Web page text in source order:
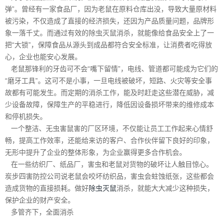
弹”。曾经有一家食品厂，因为老鼠在原料仓库出没，导致大量原材料
被污染，不仅造成了直接的经济损失，还因为产品质量问题，品牌形
象一落千丈。而通过有效的除虫灭鼠消杀，就能像给食品安全上了一
把“大锁”，保障食品从源头到成品都符合安全标准，让消费者吃得放
心，企业也能安心发展。
老鼠那锋利的牙齿可不会“嘴下留情”，电线、管道都可能成为它们的
“磨牙工具”。这可不是小事，一旦电线被破坏，短路、火灾等安全事
故都有可能发生。而定期的消杀工作，能及时赶走这些潜在威胁，减
少设备故障，保障生产的平稳进行，降低因设备损坏带来的维修成本
和停机损失。
一个整洁、无虫害鼠害的厂区环境，不仅能让员工工作起来心情舒
畅，提高工作效率，还能给来访的客户、合作伙伴留下良好的印象，
无形中提升了企业的整体形象，为企业赢得更多合作机会。
在一些纺织厂、纸品厂，害虫和老鼠对货物的破坏让人触目惊心。
炭步四害防控公司说老鼠会咬坏纺织品，害虫会蛀蚀纸张，这些都会
造成货物的直接损耗。做好除虫灭鼠消杀，就能大大减少这种损失，
保护企业的财产安全。
多管齐下，全面消杀